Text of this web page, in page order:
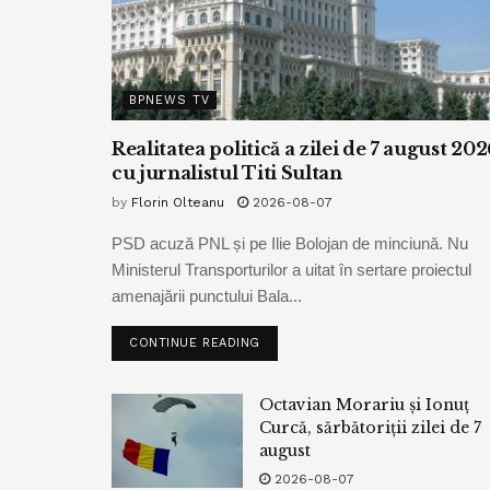
BPNEWS TV
Realitatea politică a zilei de 7 august
cu jurnalistul Titi Sultan
by Florin Olteanu 2026-08-07
PSD acuză PNL și pe Ilie Bolojan de minciună. Nu
Ministerul Transporturilor a uitat în sertare proiectul
amenajării punctului Bala...
CONTINUE READING
Octavian Morariu și Ionuț
Curcă, sărbătoriții zilei de 7
august
2026-08-07